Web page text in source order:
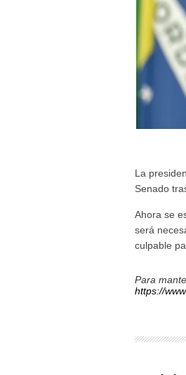
La
Senado
Ahora se
será
culpable
Para
https://